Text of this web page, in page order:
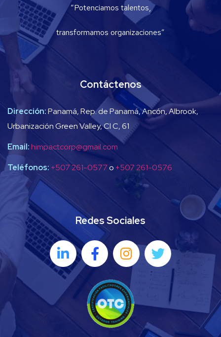
“Potenciamos talentos,
transformamos organizaciones”
Contáctenos
Dirección:Panamá, Rep. de Panamá, Ancón, Albrook,
Urbanización Green Valley, Cl C, 61
Email:himpactcorp@gmail.com
Teléfonos: +507 261-0577o +507 261-0576
Redes Sociales